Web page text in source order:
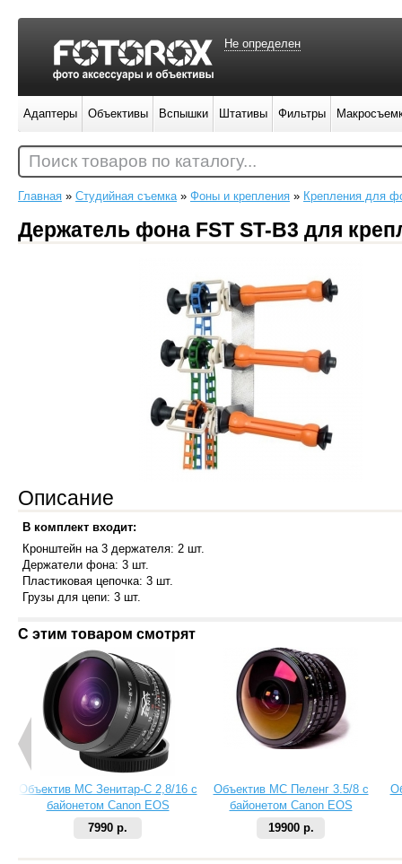
Главная » Студийная съемка» Фоны и крепления » Крепления для
Держатель фона FST ST-B3 для
Описание
В комплект входит:
Кронштейн на 3 держателя: 2 шт.
Держатели фона: 3 шт.
Пластиковая цепочка: 3 шт.
Грузы для цепи: 3 шт.
С этим товаром смотрят
Объектив МС Зенитар-C 2,8/16 с
байонетом Canon EOS
7990 р.
Объектив МС Пеленг 3.5/8 с
байонетом Canon EOS
19900 р.
Не определен
Адаптеры Объективы Вспышки Штативы Фильтры
Поиск товаров по каталогу...